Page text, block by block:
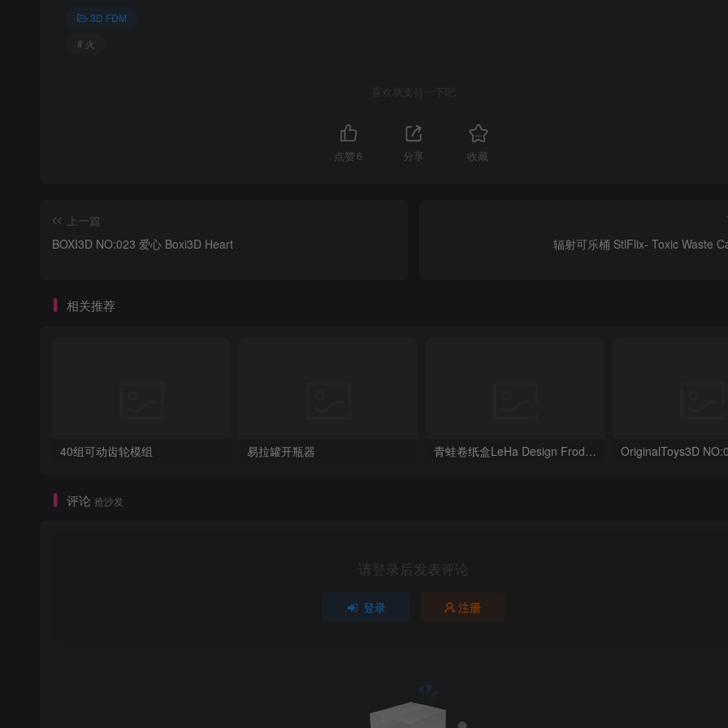
3D FDM
# 火
喜欢就支持一下吧
点赞 6 分享 收藏
上一篇
BOXI3D NO:023 爱心 Boxi3D Heart
辐射可乐桶 StlFlix- Toxic Waste
相关推荐
40组可动齿轮模组 易拉罐开瓶器 青蛙卷纸盒LeHa Design Frodrick the Toilet Paper Dispenser
评论 抢沙发
请登录后发表评论
登录 注册